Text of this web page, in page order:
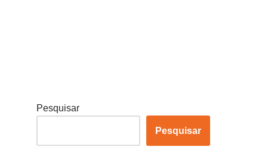
Pesquisar
Pesquisar